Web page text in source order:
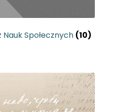
Nauk Społecznych (10)